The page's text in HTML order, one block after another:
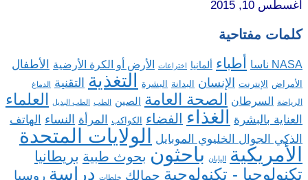
أغسطس 10, 2015
كلمات مفتاحية
NASA ناسا أطباء ألمانيا اختراعات الأرض أو الكرة الأرضية الأطفال
الأمراض الإنترنت الإنسان البدانة البشرة التغذية التقنية الدماغ
الرياضة السرطان الصحة العامة الصين الطب الطب البديل العلماء
العناية بالبشرة الغذاء الفضاء الكواكب المرأة النساء
الهاتف
الذكي الجوال الخليوي الموبايل
الولايات المتحدة
الأمريكية
اليابان باحثون بحوث طبية بريطانيا
تكنولوجيا - تكنولوجية جمالك خلطات دراسة روسيا